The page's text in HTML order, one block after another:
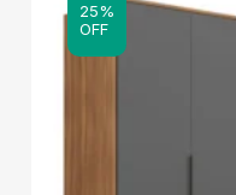
25%
OFF